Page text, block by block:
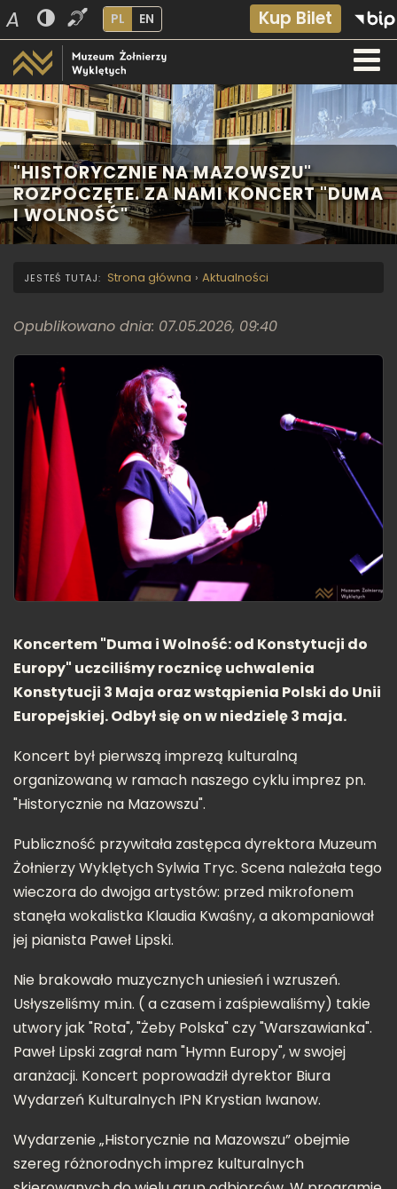
A PL EN Kup Bilet
"HISTORYCZNIE NA MAZOWSZU"
ROZPOCZĘTE. ZA NAMI KONCERT "DUMA
I WOLNOŚĆ"
Strona główna › Aktualności
Opublikowano dnia: 07.05.2026, 09:40
Koncertem "Duma i Wolność: od Konstytucji do
Europy" uczciliśmy rocznicę uchwalenia
Konstytucji 3 Maja oraz wstąpienia Polski do Unii
Europejskiej. Odbył się on w niedzielę 3 maja.
Koncert był pierwszą imprezą kulturalną
organizowaną w ramach naszego cyklu imprez pn.
"Historycznie na Mazowszu".
Publiczność przywitała zastępca dyrektora Muzeum
Żołnierzy Wyklętych Sylwia Tryc. Scena należała tego
wieczora do dwojga artystów: przed mikrofonem
stanęła wokalistka Klaudia Kwaśny, a akompaniował
jej pianista Paweł Lipski.
Nie brakowało muzycznych uniesień i wzruszeń.
Usłyszeliśmy m.in. ( a czasem i zaśpiewaliśmy) takie
utwory jak "Rota", "Żeby Polska" czy "Warszawianka".
Paweł Lipski zagrał nam "Hymn Europy", w swojej
aranżacji. Koncert poprowadził dyrektor Biura
Wydarzeń Kulturalnych IPN Krystian Iwanow.
Wydarzenie „Historycznie na Mazowszu” obejmie
szereg różnorodnych imprez kulturalnych